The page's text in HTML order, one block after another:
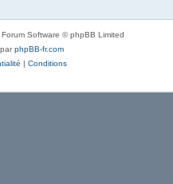
Software © phpBB Limited
phpBB-fr.com
| Conditions